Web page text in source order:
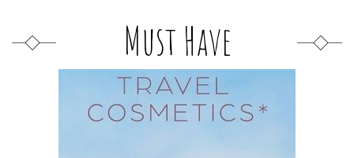
Must Have